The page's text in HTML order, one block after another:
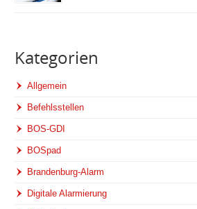
Kategorien
Allgemein
Befehlsstellen
BOS-GDI
BOSpad
Brandenburg-Alarm
Digitale Alarmierung